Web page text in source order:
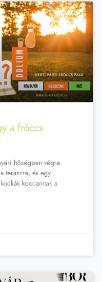
a fröccs
hőségben végre
teraszra, és egy
koccannak a